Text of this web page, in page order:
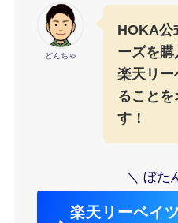
どんちゃ
HOKA公
ーズを購
楽天リー
ることを
す！
＼ ぼた
楽天リーベイ